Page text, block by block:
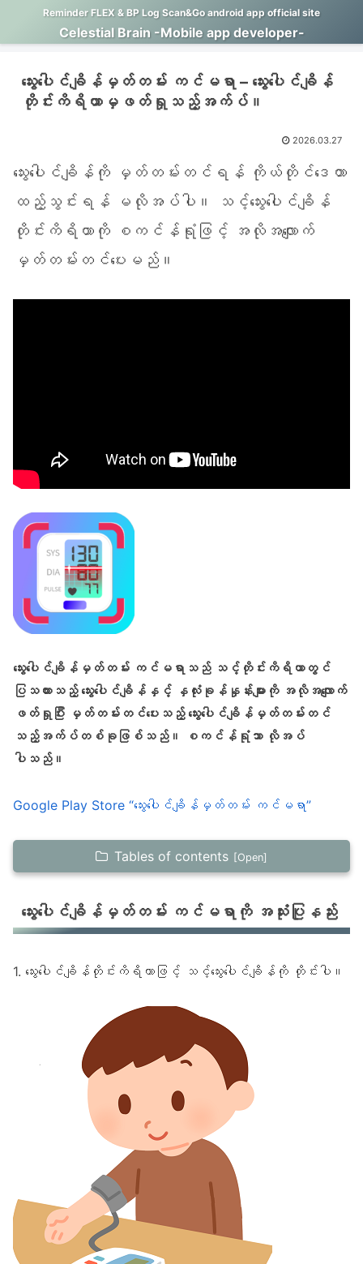
Reminder FLEX & BP Log Scan&Go android app official site
Celestial Brain -Mobile app developer-
သွေးပေါင်ချိန်မှတ်တမ်း ကင်မရာ – သွေးပေါင်ချိန်
တိုင်းကိရိယာမှဖတ်ရှုသည့်အက်ပ်။
2026.03.27
သွေးပေါင်ချိန်ကို မှတ်တမ်းတင်ရန် ကိုယ်တိုင်ဒေတာ
ထည့်သွင်းရန် မလိုအပ်ပါ။ သင့်သွေးပေါင်ချိန်
တိုင်းကိရိယာကို စကင်န်ရုံဖြင့် အလိုအလျောက်
မှတ်တမ်းတင်ပေးမည်။
သွေးပေါင်ချိန်မှတ်တမ်း ကင်မရာသည် သင့်တိုင်းကိရိယာတွင်
ပြသထားသည့် သွေးပေါင်ချိန်နှင့် နှလုံးခုန်နှုန်းများကို အလိုအလျောက်
ဖတ်ရှုပြီး မှတ်တမ်းတင်ပေးသည့် သွေးပေါင်ချိန်မှတ်တမ်းတင်
သည့်အက်ပ်တစ်ခုဖြစ်သည်။ စကင်န်ရုံသာ လိုအပ်
ပါသည်။
Google Play Store “သွေးပေါင်ချိန်မှတ်တမ်း ကင်မရာ”
Tables of contents
တစ်နေ့လျှင် အကြိမ်များစွာ တိုင်းတာနိုင်ပြီး နေ့စဉ်
ပျမ်းမျှကို အလိုအလျောက် တွက်ချက်ပေးမည်။
တံဆိပ်များနှင့် တွဲဖက်အသုံးပြုနိုင်ပါသည်။
သွေးပေါင်ချိန်မှတ်တမ်း ကင်မရာအက်ပ်ဖြင့် ပုံ
မှန် မှတ်တမ်းတင်ပါ။
သွေးပေါင်ချိန်မှတ်တမ်း ကင်မရာကို အသုံးပြုနည်း
1. သွေးပေါင်ချိန်တိုင်းကိရိယာဖြင့် သင့်သွေးပေါင်ချိန်ကို တိုင်းပါ။